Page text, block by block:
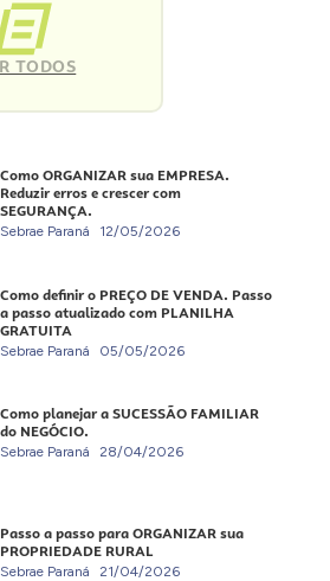
TODOS
Como ORGANIZAR sua EMPRESA.
Reduzir erros e crescer com
SEGURANÇA.
Sebrae Paraná 12/05/2026
Como definir o PREÇO DE VENDA. Passo
a passo atualizado com PLANILHA
GRATUITA
Sebrae Paraná 05/05/2026
Como planejar a SUCESSÃO FAMILIAR
do NEGÓCIO.
Sebrae Paraná 28/04/2026
Passo a passo para ORGANIZAR sua
PROPRIEDADE RURAL
Sebrae Paraná 21/04/2026